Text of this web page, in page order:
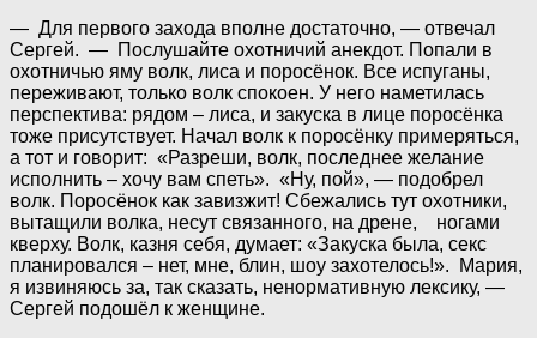
— Для первого захода вполне достаточно, — отвечал
Сергей. — Послушайте охотничий анекдот. Попали в
охотничью яму волк, лиса и поросёнок. Все испуганы,
переживают, только волк спокоен. У него наметилась
перспектива: рядом – лиса, и закуска в лице поросёнка
тоже присутствует. Начал волк к поросёнку примеряться,
а тот и говорит: «Разреши, волк, последнее желание
исполнить – хочу вам спеть». «Ну, пой», — подобрел
волк. Поросёнок как завизжит! Сбежались тут охотники,
вытащили волка, несут связанного, на дрене, ногами
кверху. Волк, казня себя, думает: «Закуска была, секс
планировался – нет, мне, блин, шоу захотелось!». Мария,
я извиняюсь за, так сказать, ненормативную лексику, —
Сергей подошёл к женщине.